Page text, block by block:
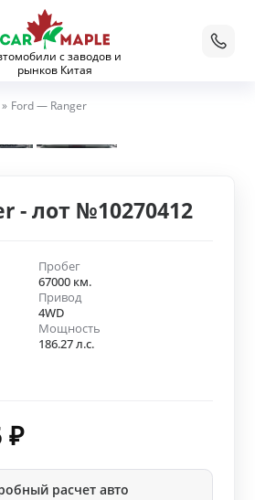
с заводов и
рынков Китая
» Ford — Ranger
- лот №10270412
Пробег
67000 км.
Привод
4WD
Мощность
186.27 л.с.
₽
расчет авто